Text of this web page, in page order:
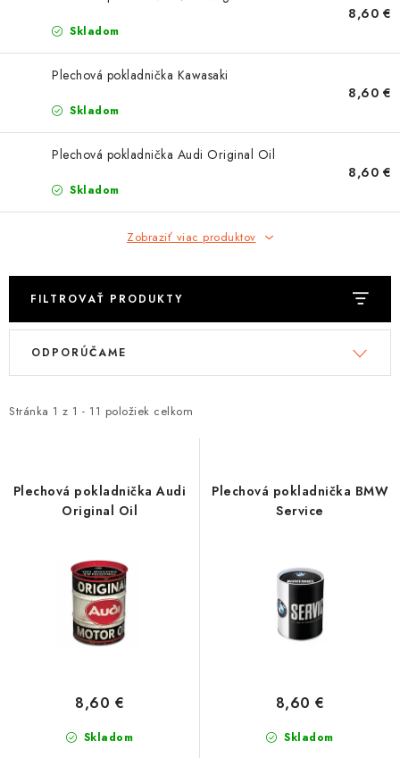
MONTÁŽNE SLUŽBY
Tabuľky veľkostí odevov, prilieb a obuvi rôznych značiek
Skladom
8,60 €
Plechová pokladnička Kawasaki
Skladom
8,60 €
Plechová pokladnička Audi Original Oil
Skladom
8,60 €
Zobraziť viac produktov
FILTROVAŤ PRODUKTY
V
i
r
Stránka 1 z 1 - 11 položiek celkom
R
e
e
ODPORÚČAME
Plechová pokladnička Audi
Original Oil
Skladom
8,60 €
Plechová pokladnička BMW
Service
Skladom
8,60 €